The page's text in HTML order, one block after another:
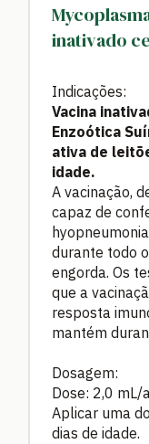
inativado
Indicações:
Vacina
Enzoótica
ativa de
idade.
A vacinação,
capaz de
durante todo
engorda. Os
que a
resposta
mantém
Dosagem:
Dose: 2,0 mL/
Aplicar uma
dias de idade.